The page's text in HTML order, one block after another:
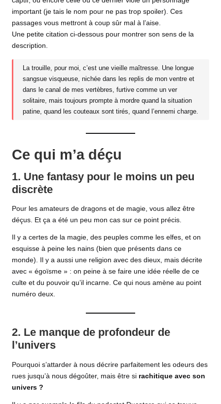
important (je tais le nom pour ne pas trop spoiler). Ces
passages vous mettront à coup sûr mal à l’aise.
Une petite citation ci-dessous pour montrer son sens de la
description.
La trouille, pour moi, c’est une vieille maîtresse. Une longue
sangsue visqueuse, nichée dans les replis de mon ventre et
dans le canal de mes vertèbres, furtive comme un ver
solitaire, mais toujours prompte à mordre quand la situation
patine, quand les couteaux sont tirés, quand l’ennemi charge.
Ce qui m’a déçu
1. Une fantasy pour le moins un peu
discrète
Pour les amateurs de dragons et de magie, vous allez être
déçus. Et ça a été un peu mon cas sur ce point précis.
Il y a certes de la magie, des peuples comme les elfes, et on
esquisse à peine les nains (bien que présents dans ce
monde). Il y a aussi une religion avec des dieux, mais décrite
avec « égoïsme » : on peine à se faire une idée réelle de ce
culte et du pouvoir qu’il incarne. Ce qui nous amène au point
numéro deux.
2. Le manque de profondeur de
l’univers
Pourquoi s’attarder à nous décrire parfaitement les odeurs des
rues jusqu’à nous dégoûter, mais être si rachitique avec son
univers ?